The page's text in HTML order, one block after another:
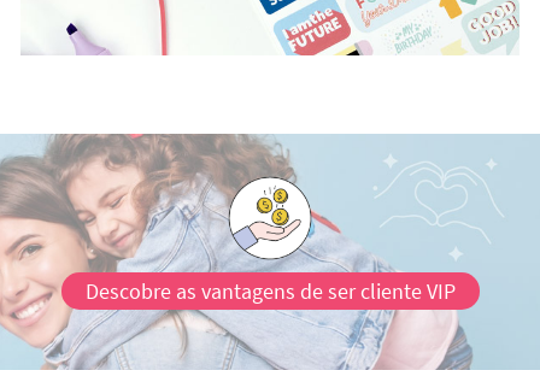
Descobre as vantagens de ser cliente VIP